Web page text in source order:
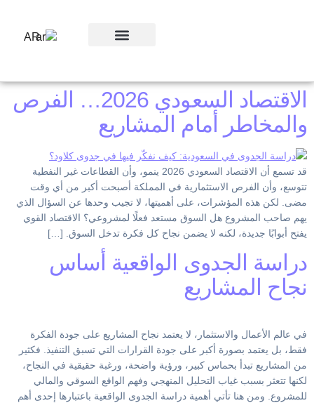
AR
الاقتصاد السعودي 2026… الفرص
والمخاطر أمام المشاريع
قد تسمع أن الاقتصاد السعودي 2026 ينمو، وأن القطاعات غير النفطية
تتوسع، وأن الفرص الاستثمارية في المملكة أصبحت أكبر من أي وقت
مضى. لكن هذه المؤشرات، على أهميتها، لا تجيب وحدها عن السؤال الذي
يهم صاحب المشروع هل السوق مستعد فعلًا لمشروعي؟ الاقتصاد القوي
يفتح أبوابًا جديدة، لكنه لا يضمن نجاح كل فكرة تدخل السوق. […]
دراسة الجدوى الواقعية أساس
نجاح المشاريع
في عالم الأعمال والاستثمار، لا يعتمد نجاح المشاريع على جودة الفكرة
فقط، بل يعتمد بصورة أكبر على جودة القرارات التي تسبق التنفيذ. فكثير
من المشاريع تبدأ بحماس كبير، ورؤية واضحة، ورغبة حقيقية في النجاح،
لكنها تتعثر بسبب غياب التحليل المنهجي وفهم الواقع السوقي والمالي
للمشروع. ومن هنا تأتي أهمية دراسة الجدوى الواقعية باعتبارها إحدى أهم